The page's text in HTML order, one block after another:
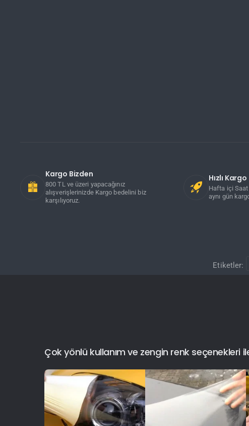
Kargo Bizden
800 TL ve üzeri yapacağınız
alışverişlerinizde Kargo bedelini biz
karşılıyoruz.
Hızlı Kargo
Hafta içi
aynı gün
Etiketler:
Çok yönlü kullanım ve zengin renk seçenekleri